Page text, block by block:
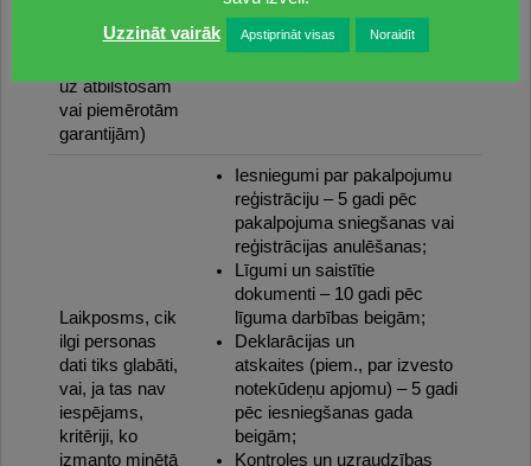
organizāciju
uz atbilstošām
vai piemērotām
garantijām)
Netiek nodoti ārpus ES/EEZ.
Laikposms, cik
ilgi personas
dati tiks glabāti,
vai, ja tas nav
iespējams,
kritēriji, ko
izmanto minētā
Iesniegumi par pakalpojumu
reģistrāciju – 5 gadi pēc
pakalpojuma sniegšanas vai
reģistrācijas anulēšanas;
Līgumi un saistītie
dokumenti – 10 gadi pēc
līguma darbības beigām;
Deklarācijas un
atskaites (piem., par izvesto
notekūdeņu apjomu) – 5 gadi
pēc iesniegšanas gada
beigām;
Kontroles un uzraudzības
Uzzināt vairāk
Apstiprināt visas Noraidīt